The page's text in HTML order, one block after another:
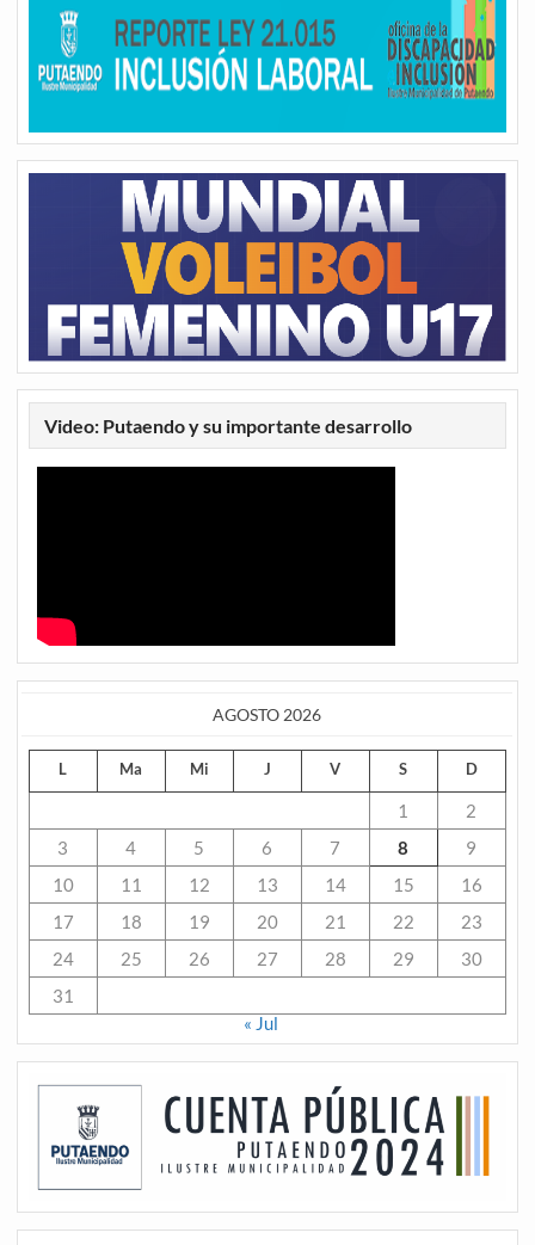
Video: Putaendo y su importante desarrollo
AGOSTO 2026
L Ma Mi J V S D
1
2
3
4 5 6 7 8
9
10
11 12 13 14 15
16
17
18 19 20 21 22
23
24
25 26 27 28 29
30
31
« Jul